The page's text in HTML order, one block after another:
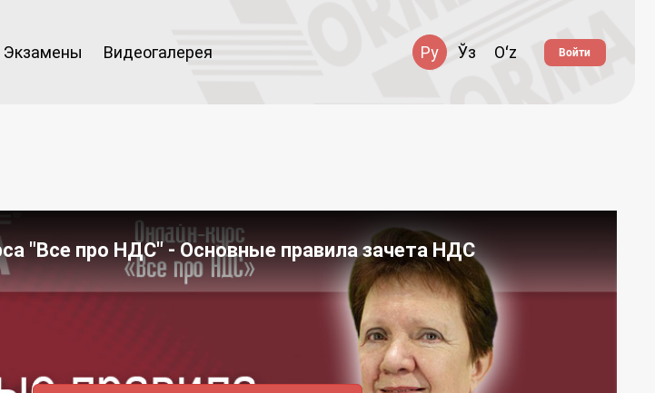
Экзамены Видеогалерея Ру Ўз Oʻz Войти
"Все про НДС" - Основные правила зачета НДС